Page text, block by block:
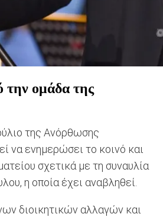
την ομάδα της
της Ανόρθωσης
να ενημερώσει το κοινό και
σχετικά με τη συναυλία
η οποία έχει αναβληθεί.
διοικητικών αλλαγών και